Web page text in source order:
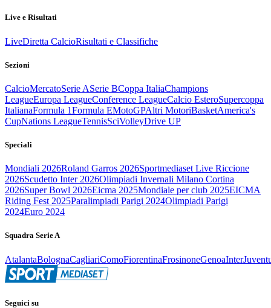
Live e Risultati
LiveDiretta CalcioRisultati e Classifiche
Sezioni
CalcioMercatoSerie ASerie BCoppa ItaliaChampions
LeagueEuropa LeagueConference LeagueCalcio EsteroSupercoppa
ItalianaFormula 1Formula EMotoGPAltri MotoriBasketAmerica's
CupNations LeagueTennisSciVolleyDrive UP
Speciali
Mondiali 2026Roland Garros 2026Sportmediaset Live Riccione
2026Scudetto Inter 2026Olimpiadi Invernali Milano Cortina
2026Super Bowl 2026Eicma 2025Mondiale per club 2025EICMA
Riding Fest 2025Paralimpiadi Parigi 2024Olimpiadi Parigi
2024Euro 2024
Squadra Serie A
AtalantaBolognaCagliariComoFiorentinaFrosinoneGenoaInter
Seguici su